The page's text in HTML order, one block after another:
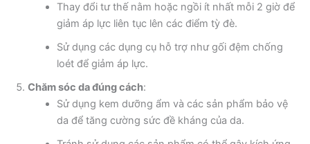
Thay đổi tư thế nằm hoặc ngồi ít nhất mỗi 2 giờ để
giảm áp lực liên tục lên các điểm tỳ đè.
Sử dụng các dụng cụ hỗ trợ như gối đệm chống
loét để giảm áp lực.
Chăm sóc da đúng cách:
Sử dụng kem dưỡng ẩm và các sản phẩm bảo vệ
da để tăng cường sức đề kháng của da.